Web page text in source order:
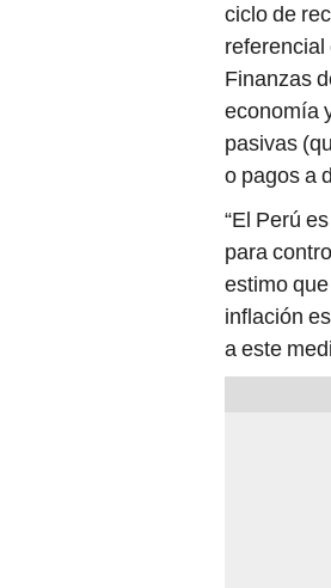
ciclo de
referencial
Finanzas
economía
pasivas
o pagos a
“El Perú
para
estimo
inflación
a este